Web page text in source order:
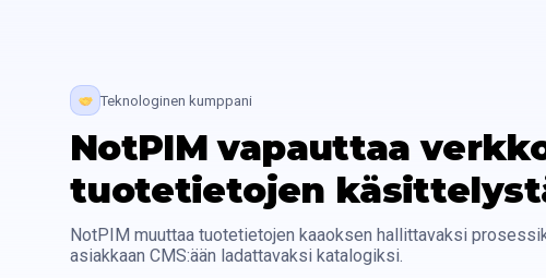
Teknologinen kumppani
NotPIM vapauttaa
tuotetietojen
NotPIM muuttaa tuotetietojen kaaoksen hallittavaksi
asiakkaan CMS:ään ladattavaksi katalogiksi.